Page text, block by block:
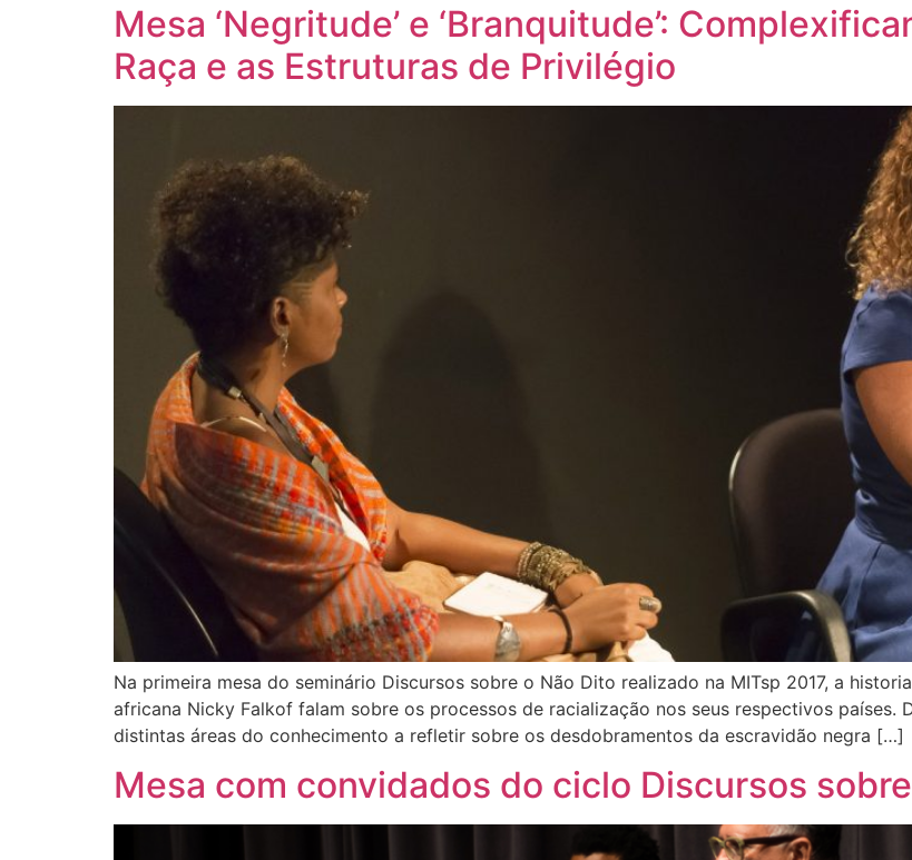
Mesa ‘Negritude’ e ‘Branquitude’:
Raça e as Estruturas de Privilégio
Na primeira mesa do seminário Discursos sobre o Não Dito realizado na MITsp 2017, a
africana Nicky Falkof falam sobre os processos de racialização nos seus respectivos países.
distintas áreas do conhecimento a refletir sobre os desdobramentos da escravidão negra […]
Mesa com convidados do ciclo Discursos